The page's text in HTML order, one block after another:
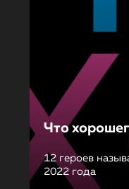
Что
12 героев
2022 года